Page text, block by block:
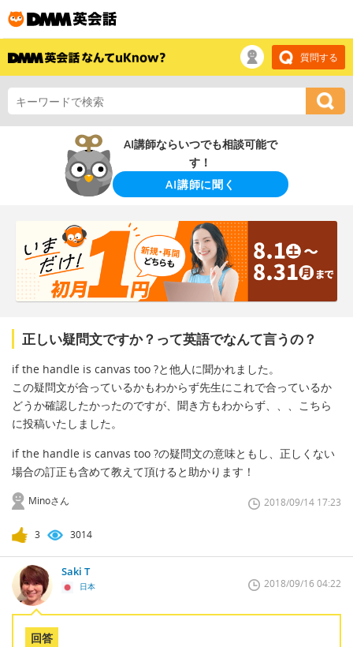
質問する
AI講師ならいつでも相談可能で
す！
AI講師に聞く
正しい疑問文ですか？って英語でなんて言うの？
if the handle is canvas too ?と他人に聞かれました。
この疑問文が合っているかもわからず先生にこれで合っているか
どうか確認したかったのですが、聞き方もわからず、、、こちら
に投稿いたしました。
if the handle is canvas too ?の疑問文の意味ともし、正しくない
場合の訂正も含めて教えて頂けると助かります！
Minoさん 2018/09/14 17:23
3 3014
Saki T
日本 2018/09/16 04:22
回答